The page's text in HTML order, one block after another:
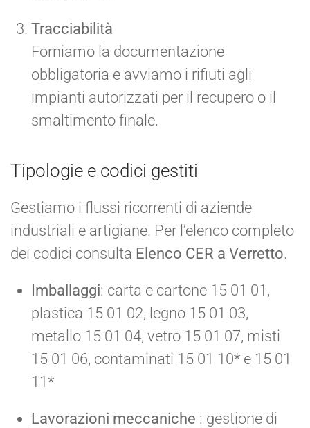
Tracciabilità
Forniamo la documentazione
obbligatoria e avviamo i rifiuti agli
impianti autorizzati per il recupero o il
smaltimento finale.
Tipologie e codici gestiti
Gestiamo i flussi ricorrenti di aziende
industriali e artigiane. Per l’elenco completo
dei codici consulta Elenco CER a Verretto.
Imballaggi: carta e cartone 15 01 01,
plastica 15 01 02, legno 15 01 03,
metallo 15 01 04, vetro 15 01 07, misti
15 01 06, contaminati 15 01 10* e 15 01
11*
Lavorazioni meccaniche : gestione di